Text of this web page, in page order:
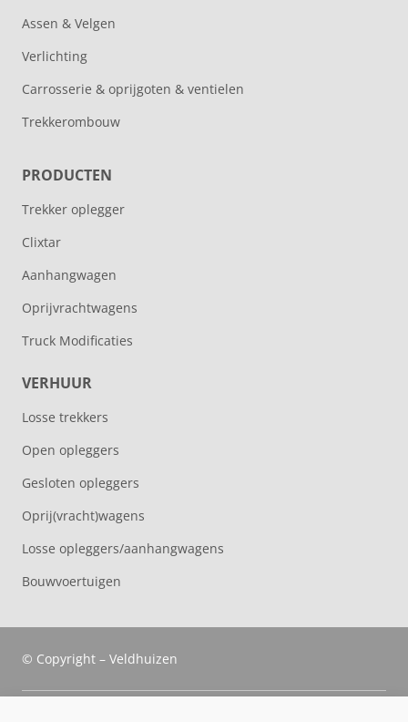
Assen & Velgen
Verlichting
Carrosserie & oprijgoten & ventielen
Trekkerombouw
PRODUCTEN
Trekker oplegger
Clixtar
Aanhangwagen
Oprijvrachtwagens
Truck Modificaties
VERHUUR
Losse trekkers
Open opleggers
Gesloten opleggers
Oprij(vracht)wagens
Losse opleggers/aanhangwagens
Bouwvoertuigen
© Copyright – Veldhuizen